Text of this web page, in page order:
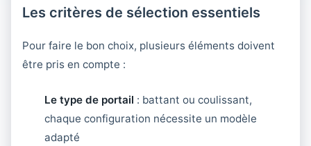
Les critères de sélection essentiels
Pour faire le bon choix, plusieurs éléments doivent
être pris en compte :
Le type de portail : battant ou coulissant,
chaque configuration nécessite un modèle
adapté